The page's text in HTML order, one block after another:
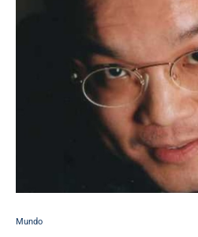
Mundo